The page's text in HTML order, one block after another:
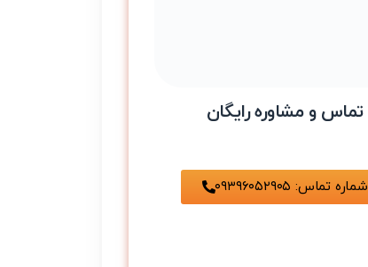
تماس و مشاوره رایگان
شماره تماس: ۰۹۳۹۶۰۵۲۹۰۵